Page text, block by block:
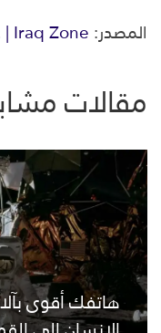
المصدر:Iraq Zone | عراق زون
مقالات
هاتفك أقوى